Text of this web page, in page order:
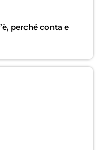
perché conta e